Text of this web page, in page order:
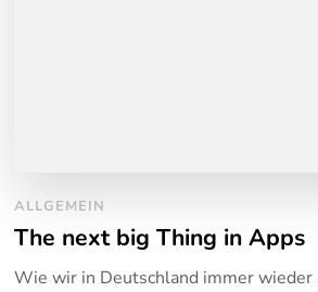
ALLGEMEIN
The next big Thing in Apps
Wie wir in Deutschland immer wieder